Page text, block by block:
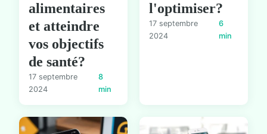
alimentaires
et atteindre
vos objectifs
de santé?
17 septembre
2024
8
min
l'optimiser?
17 septembre
2024
6
min